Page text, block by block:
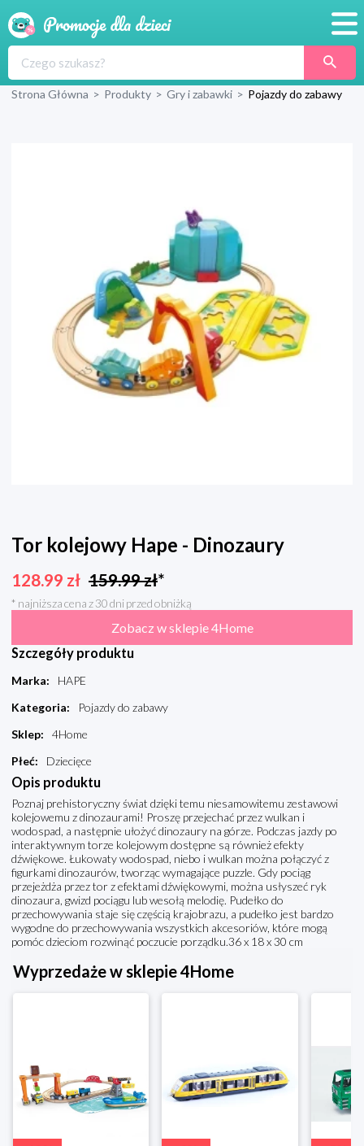
Produkty
Wyprawka
Strona Główna > Produkty > Gry i zabawki > Pojazdy do zabawy
Tor kolejowy Hape - Dinozaury
128.99 zł 159.99zł*
* najniższa cena z 30 dni przed obniżką
Zobacz w sklepie 4Home
Szczegóły produktu
Marka:
HAPE
Kategoria:
Pojazdy do zabawy
Sklep:
4Home
Płeć: Dziecięce
Opis produktu
Poznaj prehistoryczny świat dzięki temu niesamowitemu zestawowi
kolejowemu z dinozaurami! Proszę przejechać przez wulkan i
wodospad, a następnie ułożyć dinozaury na górze. Podczas jazdy po
interaktywnym torze kolejowym dostępne są również efekty
dźwiękowe. Łukowaty wodospad, niebo i wulkan można połączyć z
figurkami dinozaurów, tworząc wymagające puzzle. Gdy pociąg
przejeżdża przez tor z efektami dźwiękowymi, można usłyszeć ryk
dinozaura, gwizd pociągu lub wesołą melodię. Pudełko do
przechowywania staje się częścią krajobrazu, a pudełko jest bardzo
wygodne do przechowywania wszystkich akcesoriów, które mogą
pomóc dzieciom rozwinąć poczucie porządku.36 x 18 x 30 cm
Wyprzedaże w sklepie 4Home